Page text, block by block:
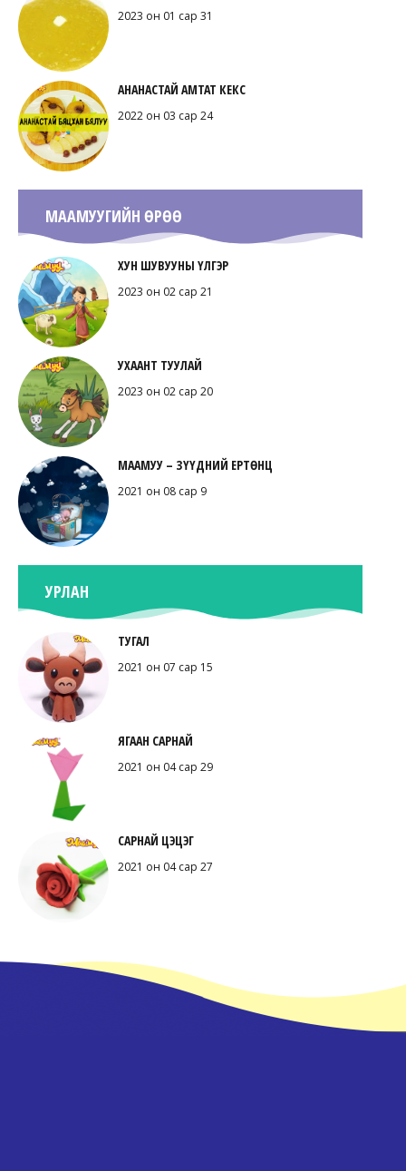
2023 он 01 сар 31
АНАНАСТАЙ АМТАТ КЕКС
2022 он 03 сар 24
МААМУУГИЙН ӨРӨӨ
ХУН ШУВУУНЫ ҮЛГЭР
2023 он 02 сар 21
УХААНТ ТУУЛАЙ
2023 он 02 сар 20
МААМУУ – ЗҮҮДНИЙ ЕРТӨНЦ
2021 он 08 сар 9
УРЛАН
ТУГАЛ
2021 он 07 сар 15
ЯГААН САРНАЙ
2021 он 04 сар 29
САРНАЙ ЦЭЦЭГ
2021 он 04 сар 27